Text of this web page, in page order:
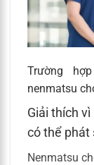
Trường
nenmatsu
Giải thích
có thể phát
Nenmatsu